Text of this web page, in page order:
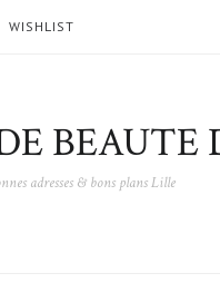
WISHLIST
BEAUTE
adresses & bons plans Lille